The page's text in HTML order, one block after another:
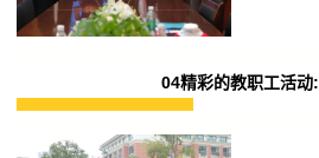
04精彩的教职工活动: